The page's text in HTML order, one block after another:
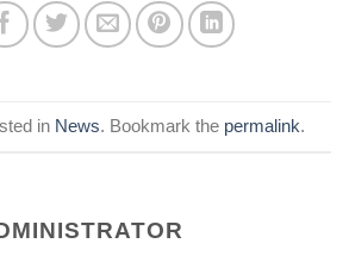
in News. Bookmark the permalink.